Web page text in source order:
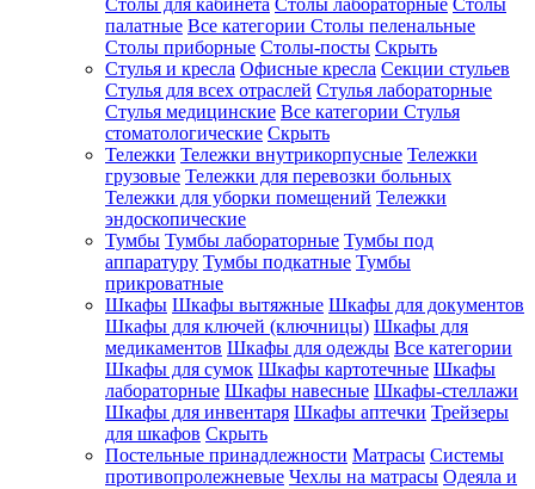
Столы для кабинета Столы лабораторные Столы
палатные Все категории Столы пеленальные
Столы приборные Столы-посты Скрыть
Стулья и кресла Офисные кресла Секции стульев
Стулья для всех отраслей Стулья лабораторные
Стулья медицинские Все категории Стулья
стоматологические Скрыть
Тележки Тележки внутрикорпусные Тележки
грузовые Тележки для перевозки больных
Тележки для уборки помещений Тележки
эндоскопические
Тумбы Тумбы лабораторные Тумбы под
аппаратуру Тумбы подкатные Тумбы
прикроватные
Шкафы Шкафы вытяжные Шкафы для документов
Шкафы для ключей (ключницы) Шкафы для
медикаментов Шкафы для одежды Все категории
Шкафы для сумок Шкафы картотечные Шкафы
лабораторные Шкафы навесные Шкафы-стеллажи
Шкафы для инвентаря Шкафы аптечки Трейзеры
для шкафов Скрыть
Постельные принадлежности Матрасы Системы
противопролежневые Чехлы на матрасы Одеяла и